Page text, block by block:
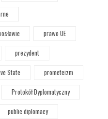
prawo UE
prezydent
State
prometeizm
Protokół Dyplomatyczny
public diplomacy